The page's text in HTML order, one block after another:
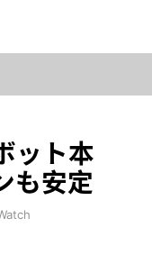
ット本
も安定